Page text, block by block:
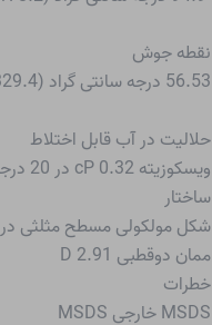
نقطه جوش
56.53 درجه سانتی گراد (329.4 K)
حلالیت در آب قابل اختلاط
ویسکوزیته 0.32 cP در 20 درجه سانتی گراد
ساختار
شکل مولکولی مسطح مثلثی در C=O
ممان دوقطبی 2.91 D
خطرات
MSDS خارجی MSDS